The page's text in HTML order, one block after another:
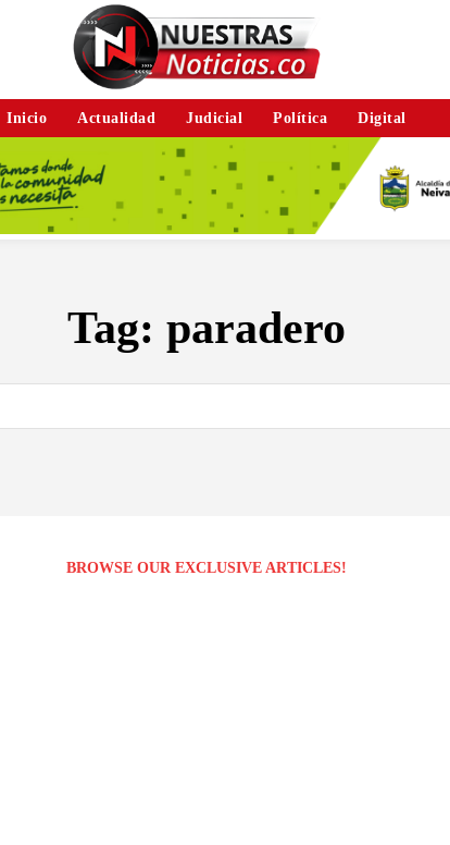
Inicio Actualidad Judicial Política Digital
Tag: paradero
BROWSE OUR EXCLUSIVE ARTICLES!